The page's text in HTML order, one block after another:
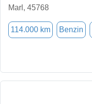
Marl, 45768
114.000 km Benzin